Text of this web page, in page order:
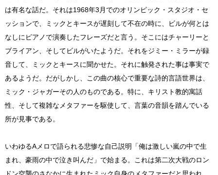
は有名な話だ。それは1968年3月でのオリンピック・スタジオ・セ
ッションで、ミックとキースが遅刻して不在の時に、ビルが何とは
なしにピアノで演奏したフレーズだと言う。そこにはチャーリーと
ブライアン、そしてビルがいたようだ。それをジミー・ミラーが録
音して、ミックとキースに聞かせた。それに触発された事は事実で
あるようだ。だがしかし、この曲の核心で重要な詩的言語世界は、
ミック・ジャガーその人のものである。特に、キリスト教的寓話
性、そして複雑なメタファーを駆使して、言葉の音韻を踏んでいる
所が見事である。
いわゆるAメロで語られる悲惨な自己説明「俺は激しい嵐の中で生
まれ、豪雨の中で泣き叫んだ」で始まる。これは第二次大戦のロン